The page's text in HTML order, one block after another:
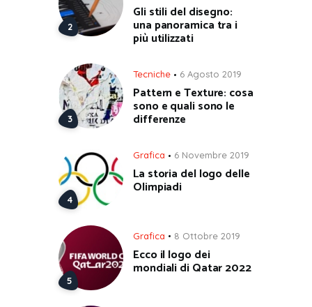
Gli stili del disegno:
una panoramica tra i
più utilizzati
Tecniche 6 Agosto 2019
Pattern e Texture: cosa
sono e quali sono le
differenze
Grafica 6 Novembre 2019
La storia del logo delle
Olimpiadi
Grafica 8 Ottobre 2019
Ecco il logo dei
mondiali di Qatar 2022